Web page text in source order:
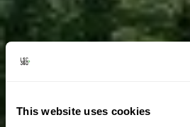
This website uses cookies